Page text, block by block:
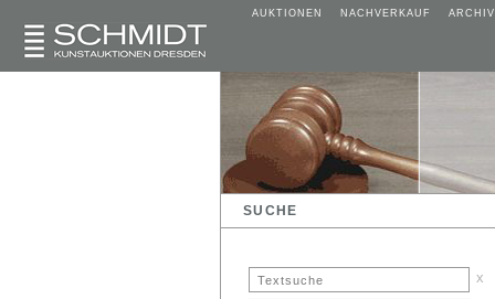
AUKTIONEN NACHVERKAUF ARCHIV
SUCHE
x